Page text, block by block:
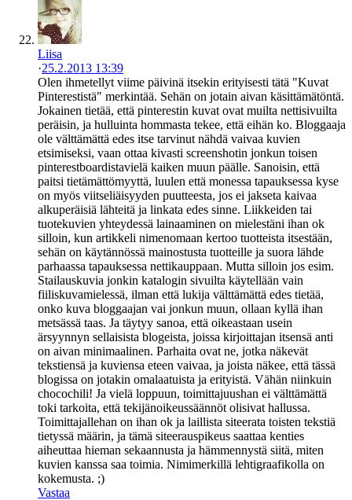
Liisa
·25.2.2013 13:39
Olen ihmetellyt viime päivinä itsekin erityisesti tätä "Kuvat
Pinterestistä" merkintää. Sehän on jotain aivan käsittämätöntä.
Jokainen tietää, että pinterestin kuvat ovat muilta nettisivuilta
peräisin, ja hulluinta hommasta tekee, että eihän ko. Bloggaaja
ole välttämättä edes itse tarvinut nähdä vaivaa kuvien
etsimiseksi, vaan ottaa kivasti screenshotin jonkun toisen
pinterestboardistavielä kaiken muun päälle. Sanoisin, että
paitsi tietämättömyyttä, luulen että monessa tapauksessa kyse
on myös viitseliäisyyden puutteesta, jos ei jakseta kaivaa
alkuperäisiä lähteitä ja linkata edes sinne. Liikkeiden tai
tuotekuvien yhteydessä lainaaminen on mielestäni ihan ok
silloin, kun artikkeli nimenomaan kertoo tuotteista itsestään,
sehän on käytännössä mainostusta tuotteille ja suora lähde
parhaassa tapauksessa nettikauppaan. Mutta silloin jos esim.
Stailauskuvia jonkin katalogin sivuilta käytellään vain
fiiliskuvamielessä, ilman että lukija välttämättä edes tietää,
onko kuva bloggaajan vai jonkun muun, ollaan kyllä ihan
metsässä taas. Ja täytyy sanoa, että oikeastaan usein
ärsyynnyn sellaisista blogeista, joissa kirjoittajan itsensä anti
on aivan minimaalinen. Parhaita ovat ne, jotka näkevät
tekstiensä ja kuviensa eteen vaivaa, ja joista näkee, että tässä
blogissa on jotakin omalaatuista ja erityistä. Vähän niinkuin
chocochili! Ja vielä loppuun, toimittajuushan ei välttämättä
toki tarkoita, että tekijänoikeussäännöt olisivat hallussa.
Toimittajallehan on ihan ok ja laillista siteerata toisten tekstiä
tietyssä määrin, ja tämä siteerauspikeus saattaa kenties
aiheuttaa hieman sekaannusta ja hämmennystä siitä, miten
kuvien kanssa saa toimia. Nimimerkillä lehtigraafikolla on
kokemusta. ;)
Vastaa